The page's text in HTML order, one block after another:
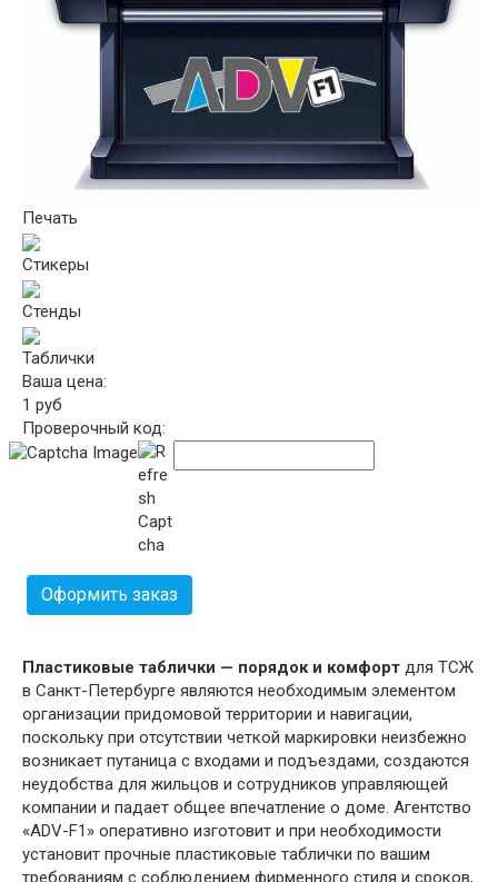
Печать
Стикеры
Стенды
Таблички
Ваша цена:
1 руб
Проверочный код:
Оформить заказ
Пластиковые таблички — порядок и комфорт для ТСЖ
в Санкт-Петербурге являются необходимым элементом
организации придомовой территории и навигации,
поскольку при отсутствии четкой маркировки неизбежно
возникает путаница с входами и подъездами, создаются
неудобства для жильцов и сотрудников управляющей
компании и падает общее впечатление о доме. Агентство
«ADV-F1» оперативно изготовит и при необходимости
установит прочные пластиковые таблички по вашим
требованиям с соблюдением фирменного стиля и сроков,